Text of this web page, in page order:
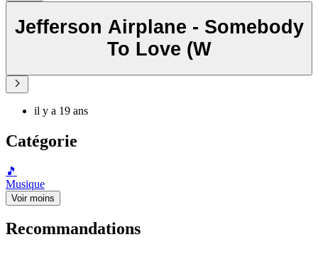
Jefferson Airplane - Somebody
To Love (W
il y a 19 ans
Catégorie
🎵
Musique
Voir moins
Recommandations